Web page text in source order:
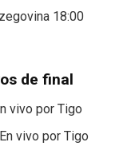
18:00
de final
vivo por Tigo
vivo por Tigo